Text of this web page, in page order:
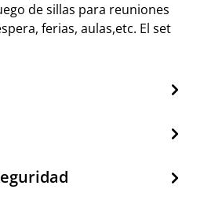
de sillas para reuniones
ferias, aulas,etc. El set